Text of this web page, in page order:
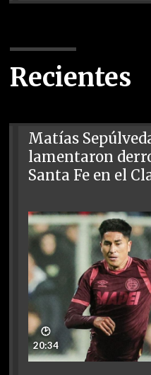
Recientes
Matías
lamentaron
Santa Fe en el
🕑
20:34